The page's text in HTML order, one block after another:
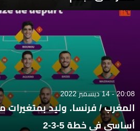
20:08 - 14 ديسمبر 2022
المغرب / فرنسا. وليد بمتغيرات
أساسي في خطة 5-3-2